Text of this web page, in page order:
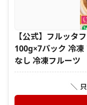
【公式】フルッタ
100g×7パック 冷凍
なし 冷凍フルーツ
＼